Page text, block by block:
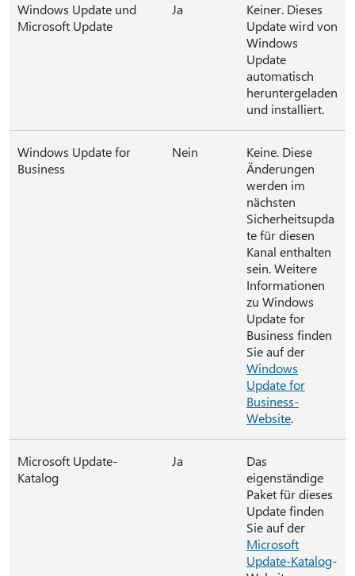
Windows Update und
Microsoft Update
Ja
Keiner. Dieses
Update wird von
Windows
Update
automatisch
heruntergeladen
und installiert.
Windows Update for
Business
Nein
Keine. Diese
Änderungen
werden im
nächsten
Sicherheitsupda
te für diesen
Kanal enthalten
sein. Weitere
Informationen
zu Windows
Update for
Business finden
Sie auf der
Windows
Update for
Business-
Website.
Microsoft Update-
Katalog
Ja
Das
eigenständige
Paket für dieses
Update finden
Sie auf der
Microsoft
Update-Katalog-